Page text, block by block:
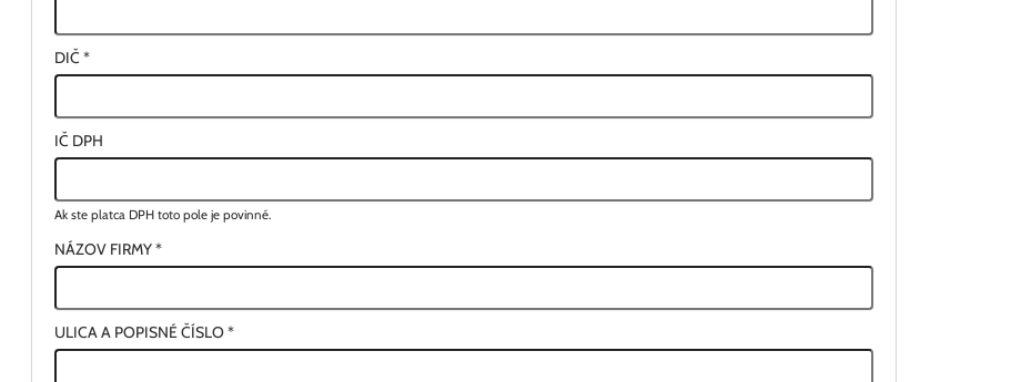
DIČ *
IČ DPH
Ak ste platca DPH toto pole je povinné.
NÁZOV FIRMY*
ULICA A POPISNÉ ČÍSLO*